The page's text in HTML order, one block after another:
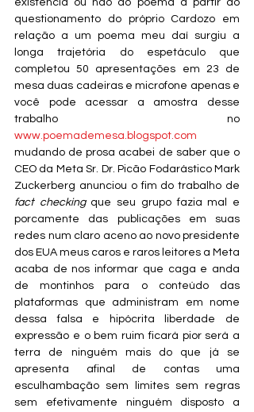
existência ou não do poema a partir do
questionamento do próprio Cardozo em
relação a um poema meu daí surgiu a
longa trajetória do espetáculo que
completou 50 apresentações em 23 de
mesa duas cadeiras e microfone apenas e
você pode acessar a amostra desse
www.poemademesa.blogspot.com
mudando de prosa acabei de saber que o
fact checking que seu grupo fazia mal e
porcamente das publicações em suas
redes num claro aceno ao novo presidente
dos EUA meus caros e raros leitores a Meta
acaba de nos informar que caga e anda
de montinhos para o conteúdo das
plataformas que administram em nome
dessa falsa e hipócrita liberdade de
expressão e o bem ruim ficará pior será a
terra de ninguém mais do que já se
apresenta afinal de contas uma
esculhambação sem limites sem regras
sem efetivamente ninguém disposto a